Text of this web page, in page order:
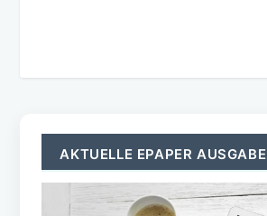
AKTUELLE EPAPER AUSGABE